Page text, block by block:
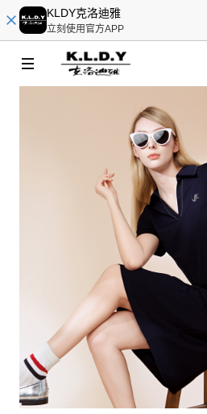
KLDY克洛迪雅
立刻使用官方APP